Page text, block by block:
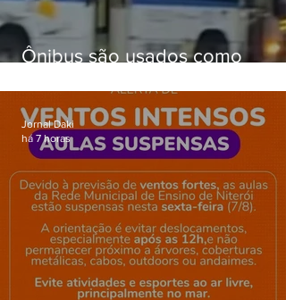
Ônibus são usados como
Gardênia Azul
Jornal Daki
há 7 horas